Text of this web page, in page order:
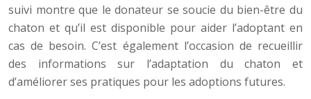
suivi montre que le donateur se soucie du bien-être du
chaton et qu’il est disponible pour aider l’adoptant en
cas de besoin. C’est également l’occasion de recueillir
des informations sur l’adaptation du chaton et
d’améliorer ses pratiques pour les adoptions futures.